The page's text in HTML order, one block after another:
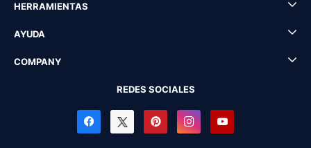
HERRAMIENTAS
AYUDA
COMPANY
REDES SOCIALES